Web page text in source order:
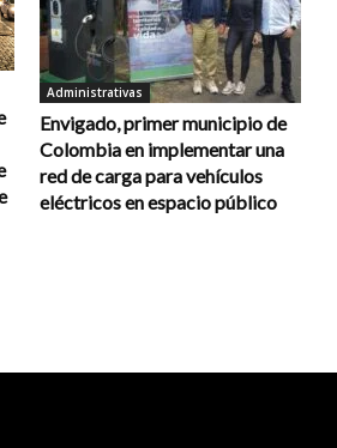
Administrativas
Envigado, primer municipio de
Colombia en implementar una
red de carga para vehículos
eléctricos en espacio público